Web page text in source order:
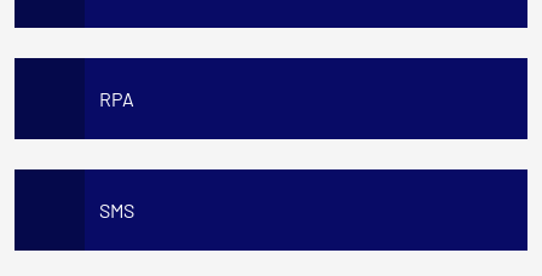
RPA
SMS